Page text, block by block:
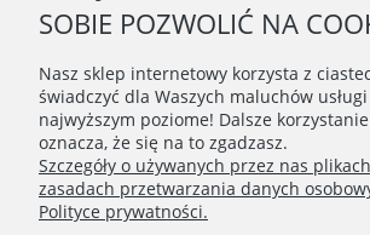
MOJE KONTO
Copyrights © 2020
SOBIE POZWOLIĆ NA
Nasz sklep internetowy korzysta z
świadczyć dla Waszych maluchów
najwyższym poziome! Dalsze
oznacza, że się na to zgadzasz.
Szczegóły o używanych przez nas
zasadach przetwarzania danych
Polityce prywatności.